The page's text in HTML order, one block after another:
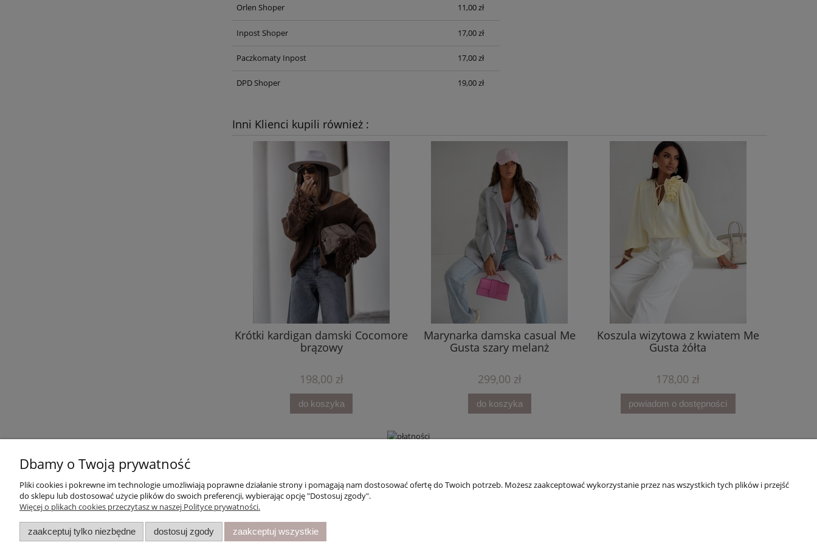
Orlen Shoper 11,00 zł
Inpost Shoper 17,00 zł
Paczkomaty Inpost 17,00 zł
DPD Shoper 19,00 zł
Inni Klienci kupili również :
Krótki kardigan damski Cocomore
brązowy
198,00 zł
do koszyka
Marynarka damska casual Me
Gusta szary melanż
299,00 zł
do koszyka
Koszula wizytowa z kwiatem Me
Gusta żółta
178,00 zł
powiadom o dostępności
Moje konto
Twoje zamówienia
Ustawienia konta
Płatności i dostawa
Formy płatności
Czas i koszty dostawy
Informacje O nas
Dbamy o Twoją prywatność
Pliki cookies i pokrewne im technologie umożliwiają poprawne działanie strony i pomagają nam dostosować ofertę do Twoich potrzeb. Możesz zaakceptować wykorzystanie przez nas wszystkich tych plików i przejść
do sklepu lub dostosować użycie plików do swoich preferencji, wybierając opcję "Dostosuj zgody".
Więcej o plikach cookies przeczytasz w naszej Polityce prywatności.
zaakceptuj tylko niezbędne dostosuj zgody zaakceptuj wszystkie